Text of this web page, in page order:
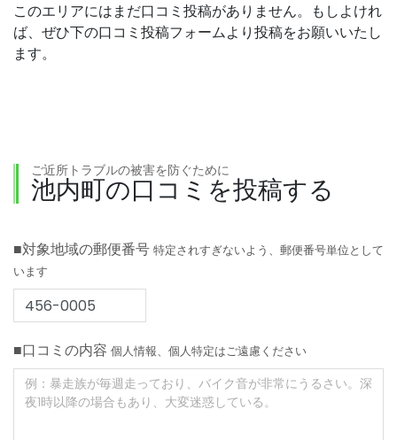
このエリアにはまだ口コミ投稿がありません。もしよけれ
ば、ぜひ下の口コミ投稿フォームより投稿をお願いいたし
ます。
ご近所トラブルの被害を防ぐために
池内町の口コミを投稿する
■対象地域の郵便番号 特定されすぎないよう、郵便番号単位として
います
■口コミの内容 個人情報、個人特定はご遠慮ください